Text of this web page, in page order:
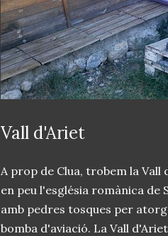
Vall d'Ariet
A prop de Clua, trobem la
en peu l'església romànica
amb pedres tosques per
bomba d'aviació. La Vall